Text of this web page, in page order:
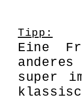
Tipp:
Eine
super